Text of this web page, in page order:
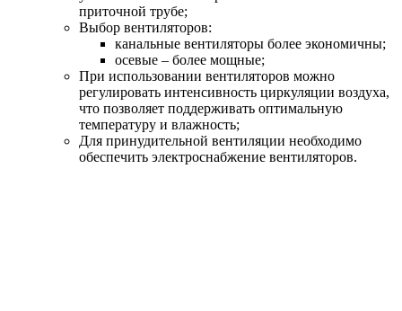
приточной трубе;
Выбор вентиляторов:
канальные вентиляторы более экономичны;
осевые – более мощные;
При использовании вентиляторов можно
регулировать интенсивность циркуляции воздуха,
что позволяет поддерживать оптимальную
температуру и влажность;
Для принудительной вентиляции необходимо
обеспечить электроснабжение вентиляторов.